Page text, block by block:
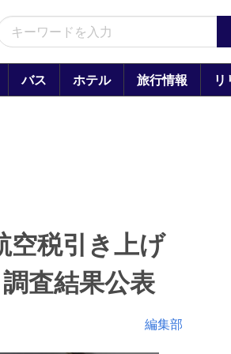
バス ホテル 旅行情報 リ
空税引き上げ
査結果公表
編集部